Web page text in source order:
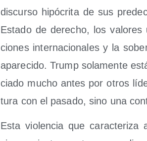
dis­cur­so hipó­cri­ta de sus
Esta­do de dere­cho, los
cio­nes inter­na­cio­na­les y la
apa­re­ci­do. Trump sola­men­te
cia­do mucho antes por otros
tu­ra con el pasa­do, sino una
Esta vio­len­cia que